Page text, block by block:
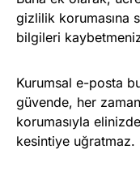
gizlilik korumasına
bilgileri
Kurumsal e-posta
güvende, her
korumasıyla
kesintiye uğratmaz.